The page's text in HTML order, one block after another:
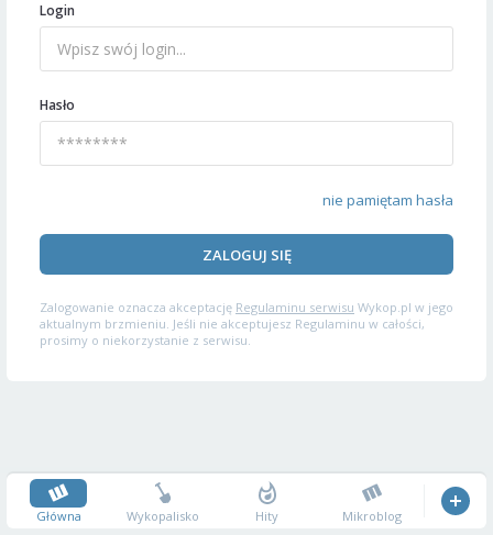
Login
Hasło
nie pamiętam hasła
ZALOGUJ SIĘ
Zalogowanie oznacza akceptację Regulaminu serwisu Wykop.pl w jego
aktualnym brzmieniu. Jeśli nie akceptujesz Regulaminu w całości,
prosimy o niekorzystanie z serwisu.
Główna Wykopalisko Hity Mikroblog